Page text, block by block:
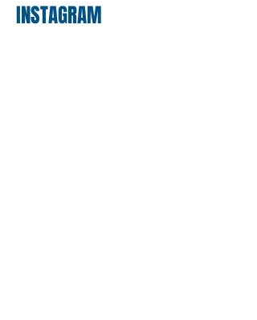
INSTAGRAM